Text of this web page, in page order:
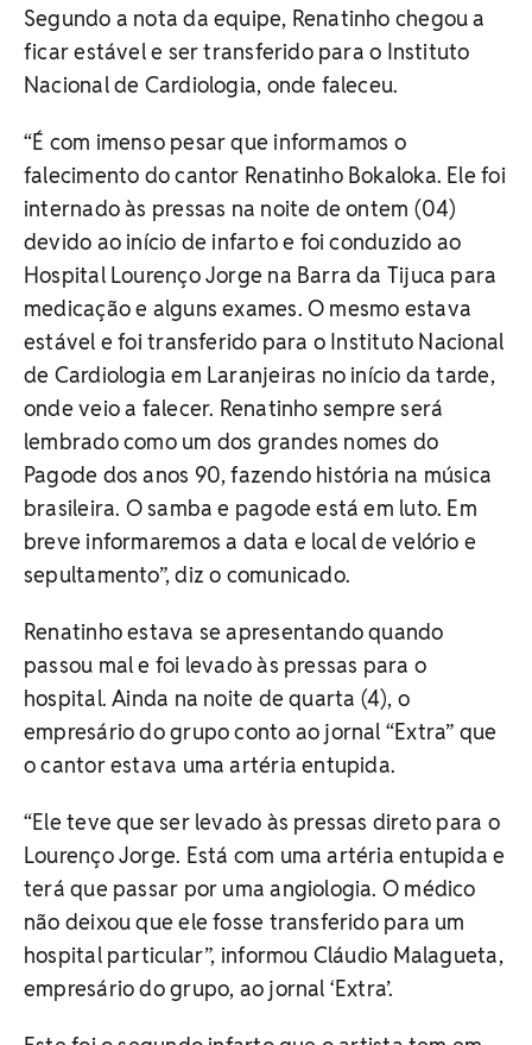
Segundo a nota da equipe, Renatinho chegou a
ficar estável e ser transferido para o Instituto
Nacional de Cardiologia, onde faleceu.
“É com imenso pesar que informamos o
falecimento do cantor Renatinho Bokaloka. Ele foi
internado às pressas na noite de ontem (04)
devido ao início de infarto e foi conduzido ao
Hospital Lourenço Jorge na Barra da Tijuca para
medicação e alguns exames. O mesmo estava
estável e foi transferido para o Instituto Nacional
de Cardiologia em Laranjeiras no início da tarde,
onde veio a falecer. Renatinho sempre será
lembrado como um dos grandes nomes do
Pagode dos anos 90, fazendo história na música
brasileira. O samba e pagode está em luto. Em
breve informaremos a data e local de velório e
sepultamento”, diz o comunicado.
Renatinho estava se apresentando quando
passou mal e foi levado às pressas para o
hospital. Ainda na noite de quarta (4), o
empresário do grupo conto ao jornal “Extra” que
o cantor estava uma artéria entupida.
“Ele teve que ser levado às pressas direto para o
Lourenço Jorge. Está com uma artéria entupida e
terá que passar por uma angiologia. O médico
não deixou que ele fosse transferido para um
hospital particular”, informou Cláudio Malagueta,
empresário do grupo, ao jornal ‘Extra’.